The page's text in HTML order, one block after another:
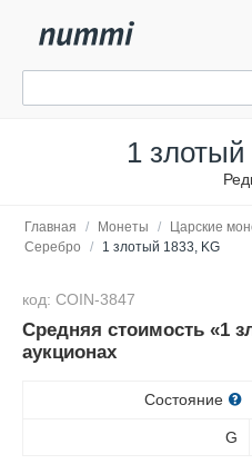
1
Главная / Монеты / Царские
Серебро
/ 1 злотый 1833, KG
код: COIN-3847
Средняя стоимость «1
аукционах
Состояние
G